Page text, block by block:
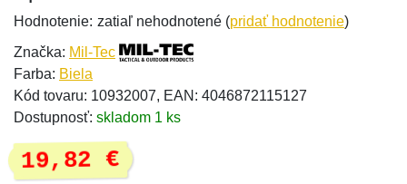
Hodnotenie: zatiaľ nehodnotené (pridať hodnotenie)
Značka: Mil-Tec
Farba: Biela
Kód tovaru: 10932007, EAN: 4046872115127
Dostupnosť: skladom 1 ks
19,82 €